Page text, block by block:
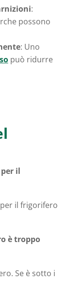
:
possono
: Uno
può ridurre
il
il frigorifero
è troppo
Se è sotto i